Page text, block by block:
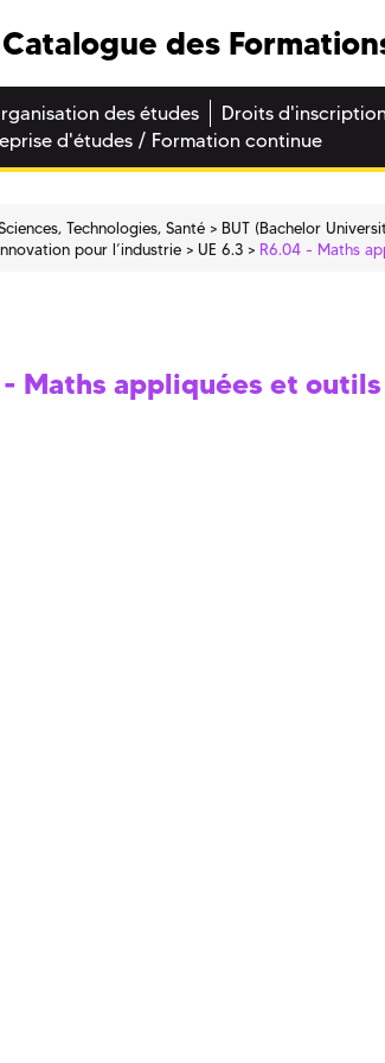
Catalogue des
des études Droits
d'études / Formation continue
Technologies, Santé BUT (Bachelor
pour l’industrie
UE 6.3 R6.04 - Maths
- Maths appliquées et